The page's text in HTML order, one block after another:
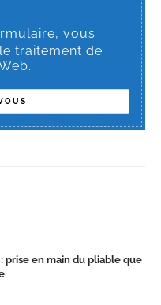
vous
traitement de
prise en main du pliable que